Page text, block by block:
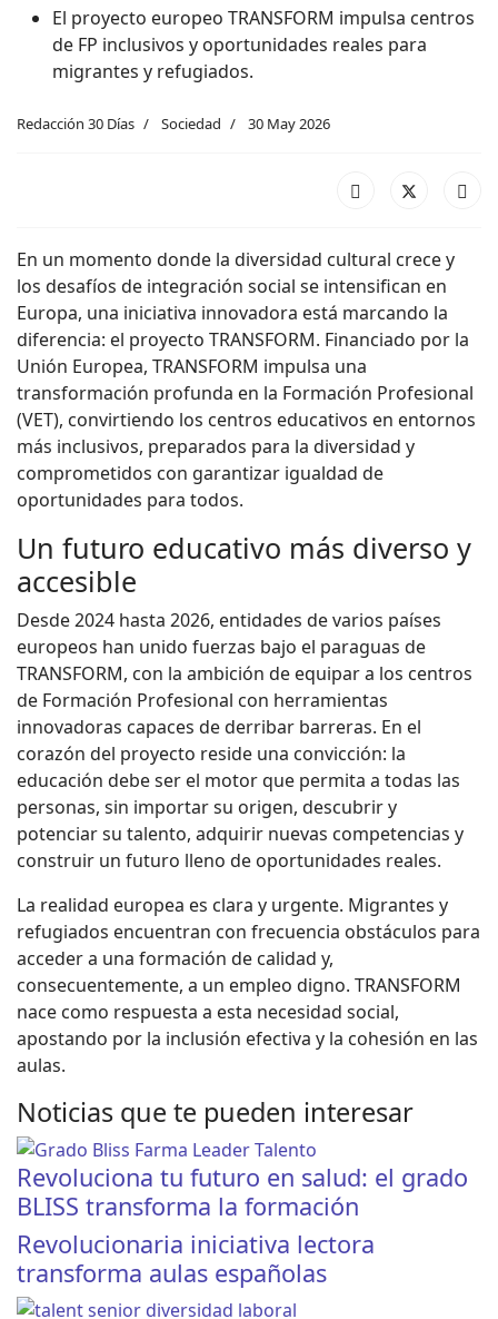
El proyecto europeo TRANSFORM impulsa centros
de FP inclusivos y oportunidades reales para
migrantes y refugiados.
Redacción 30 Días Sociedad 30 May 2026
En un momento donde la diversidad cultural crece y
los desafíos de integración social se intensifican en
Europa, una iniciativa innovadora está marcando la
diferencia: el proyecto TRANSFORM. Financiado por la
Unión Europea, TRANSFORM impulsa una
transformación profunda en la Formación Profesional
(VET), convirtiendo los centros educativos en entornos
más inclusivos, preparados para la diversidad y
comprometidos con garantizar igualdad de
oportunidades para todos.
Un futuro educativo más diverso y
accesible
Desde 2024 hasta 2026, entidades de varios países
europeos han unido fuerzas bajo el paraguas de
TRANSFORM, con la ambición de equipar a los centros
de Formación Profesional con herramientas
innovadoras capaces de derribar barreras. En el
corazón del proyecto reside una convicción: la
educación debe ser el motor que permita a todas las
personas, sin importar su origen, descubrir y
potenciar su talento, adquirir nuevas competencias y
construir un futuro lleno de oportunidades reales.
La realidad europea es clara y urgente. Migrantes y
refugiados encuentran con frecuencia obstáculos para
acceder a una formación de calidad y,
consecuentemente, a un empleo digno. TRANSFORM
nace como respuesta a esta necesidad social,
apostando por la inclusión efectiva y la cohesión en las
aulas.
Noticias que te pueden interesar
Revoluciona tu futuro en salud: el grado
BLISS transforma la formación
Revolucionaria iniciativa lectora
transforma aulas españolas